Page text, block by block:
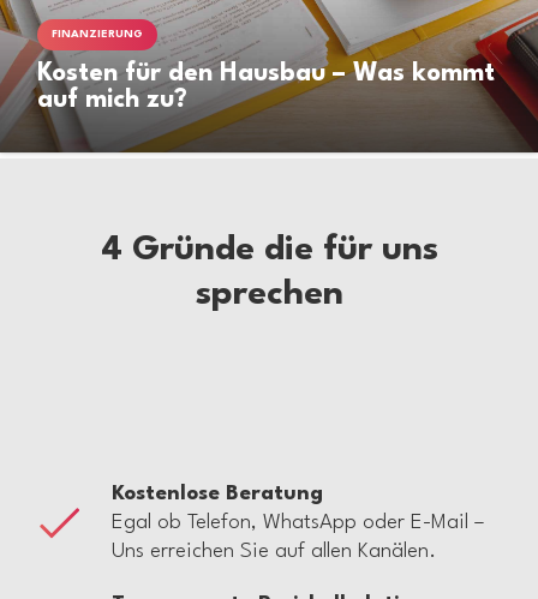
FINANZIERUNG
Kosten für den Hausbau – Was kommt
auf mich zu?
4 Gründe die für uns
sprechen
Kostenlose Beratung
Egal ob Telefon, WhatsApp oder E-Mail –
Uns erreichen Sie auf allen Kanälen.